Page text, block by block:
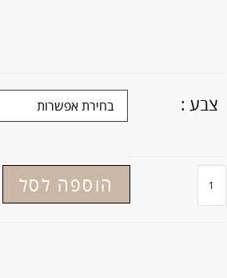
צבע :
הוספה לסל